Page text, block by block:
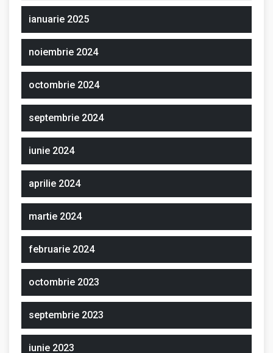
ianuarie 2025
noiembrie 2024
octombrie 2024
septembrie 2024
iunie 2024
aprilie 2024
martie 2024
februarie 2024
octombrie 2023
septembrie 2023
iunie 2023